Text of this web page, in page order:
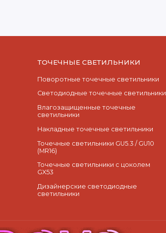
ТОЧЕЧНЫЕ СВЕТИЛЬНИКИ
Поворотные точечные светильники
Cветодиодные точечные светильники
Влагозащищенные точечные
светильники
Накладные точечные светильники
Точечные светильники GU5.3 / GU10
(MR16)
Точечные светильники с цоколем
GX53
Дизайнерские светодиодные
светильники